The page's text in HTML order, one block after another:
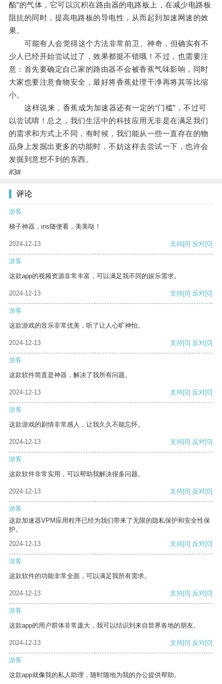
酯”的气体，它可以沉积在路由器的电路板上，在减少电路板
阻抗的同时，提高电路板的导电性，从而起到加速网速的效
果。
可能有人会觉得这个方法非常前卫、神奇，但确实有不
少人已经开始尝试过了，效果都挺不错哦！不过，也需要注
意：首先要确定自己家的路由器不会被香蕉气味影响，同时
大家也要注意食物安全，最好将香蕉处理干净再将其等比缩
小。
这样说来，香蕉成为加速器还有一定的“门槛”，不过可
以尝试唷！总之，我们生活中的科技应用无非是在满足我们
的需求和方式上不同，有时候，我们能从一些一直存在的物
品身上发掘出更多的功能时，不妨这样去尝试一下，也许会
发掘到意想不到的东西。
#3#
评论
游客
梯子神器，ins随便看，美美哒！
2024-12-13 支持[0] 反对[0]
游客
这款app的视频资源非常丰富，可以满足我不同的娱乐需求。
2024-12-13 支持[0] 反对[0]
游客
这款游戏的音乐非常优美，听了让人心旷神怡。
2024-12-13 支持[0] 反对[0]
游客
这款软件简直是神器，解决了我所有问题。
2024-12-13 支持[0] 反对[0]
游客
这款游戏的剧情非常感人，让我久久不能忘怀。
2024-12-13 支持[0] 反对[0]
游客
这款软件非常实用，可以帮助我解决很多问题。
2024-12-13 支持[0] 反对[0]
游客
这款加速器VPM应用程序已经为我们带来了无限的隐私保护和安全性保
护。
2024-12-13
支持[0] 反对[0]
游客
这款软件的功能非常全面，可以满足我所有需求。
2024-12-13 支持[0] 反对[0]
游客
这款app的用户群体非常庞大，我可以结识到来自世界各地的朋友。
2024-12-13 支持[0] 反对[0]
游客
这款app就像我的私人助理，随时随地为我的办公提供帮助。